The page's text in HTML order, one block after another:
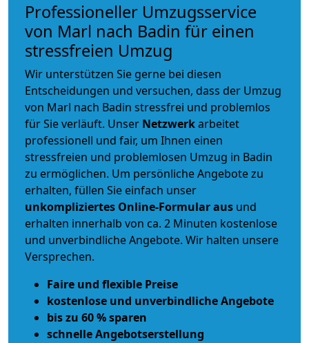
Professioneller Umzugsservice
von Marl nach Badin für einen
stressfreien Umzug
Wir unterstützen Sie gerne bei diesen
Entscheidungen und versuchen, dass der Umzug
von Marl nach Badin stressfrei und problemlos
für Sie verläuft. Unser Netzwerkarbeitet
professionell und fair, um Ihnen einen
stressfreien und problemlosen Umzug in Badin
zu ermöglichen. Um persönliche Angebote zu
erhalten, füllen Sie einfach unser
unkompliziertes Online-Formular aus und
erhalten innerhalb von ca. 2 Minuten kostenlose
und unverbindliche Angebote. Wir halten unsere
Versprechen.
Faire und flexible Preise
kostenlose und unverbindliche Angebote
bis zu 60 % sparen
schnelle Angebotserstellung